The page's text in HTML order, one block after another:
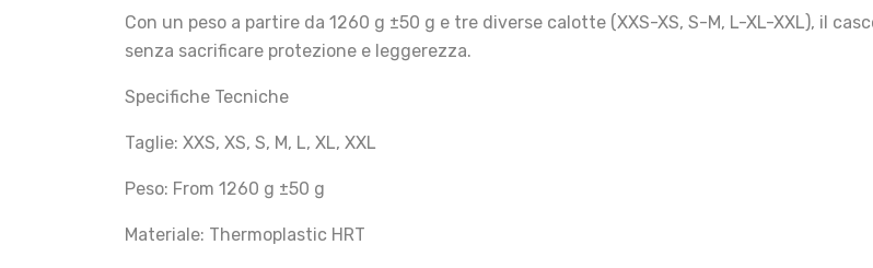
Con un peso a partire da 1260 g ±50 g e tre diverse calotte (XXS-XS, S-M, L-XL-XXL), il
senza sacrificare protezione e leggerezza.
Specifiche Tecniche
Taglie: XXS, XS, S, M, L, XL, XXL
Peso: From 1260 g ±50 g
Materiale: Thermoplastic HRT